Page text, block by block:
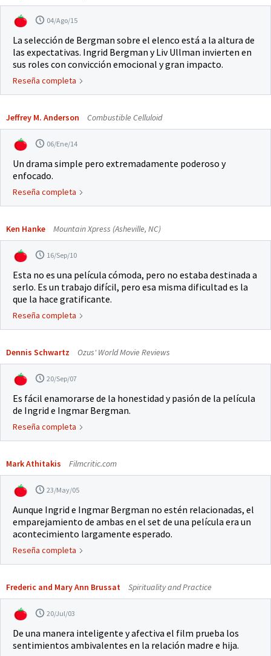
04/Ago/15
La selección de Bergman sobre el elenco está a la altura de
las expectativas. Ingrid Bergman y Liv Ullman invierten en
sus roles con convicción emocional y gran impacto.
Reseña completa
Jeffrey M. Anderson Combustible Celluloid
06/Ene/14
Un drama simple pero extremadamente poderoso y
enfocado.
Reseña completa
Ken Hanke Mountain Xpress (Asheville, NC)
16/Sep/10
Esta no es una película cómoda, pero no estaba destinada a
serlo. Es un trabajo difícil, pero esa misma dificultad es la
que la hace gratificante.
Reseña completa
Dennis Schwartz Ozus' World Movie Reviews
20/Sep/07
Es fácil enamorarse de la honestidad y pasión de la película
de Ingrid e Ingmar Bergman.
Reseña completa
Mark Athitakis Filmcritic.com
23/May/05
Aunque Ingrid e Ingmar Bergman no estén relacionadas, el
emparejamiento de ambas en el set de una película era un
acontecimiento largamente esperado.
Reseña completa
Frederic and Mary Ann Brussat Spirituality and Practice
20/Jul/03
De una manera inteligente y afectiva el film prueba los
sentimientos ambivalentes en la relación madre e hija.